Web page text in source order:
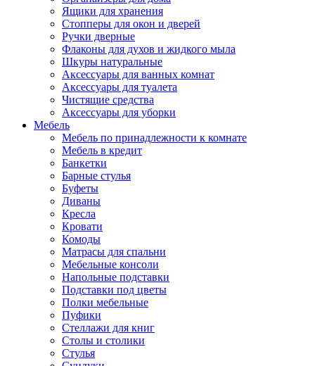
Ящики для хранения
Стопперы для окон и дверей
Ручки дверные
Флаконы для духов и жидкого мыла
Шкуры натуральные
Аксессуары для ванных комнат
Аксессуары для туалета
Чистящие средства
Аксессуары для уборки
Мебель
Мебель по принадлежности к комнате
Мебель в кредит
Банкетки
Барные стулья
Буфеты
Диваны
Кресла
Кровати
Комоды
Матрасы для спальни
Мебельные консоли
Напольные подставки
Подставки под цветы
Полки мебельные
Пуфики
Стеллажи для книг
Столы и столики
Стулья